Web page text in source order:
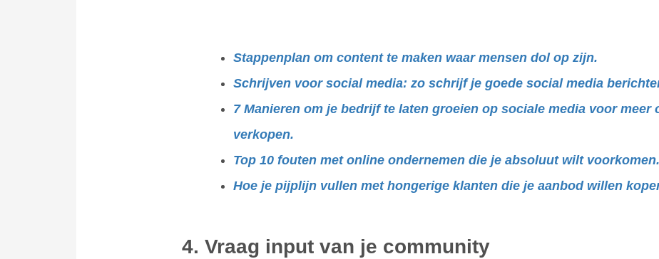
Stappenplan om content te maken waar mensen dol op zijn.
Schrijven voor social media: zo schrijf je goede social media
7 Manieren om je bedrijf te laten groeien op sociale media voor meer
verkopen.
Top 10 fouten met online ondernemen die je absoluut wilt voorkomen.
Hoe je pijplijn vullen met hongerige klanten die je aanbod willen
4. Vraag input van je community